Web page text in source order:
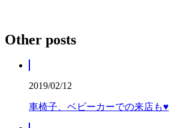
Other posts
2019/02/12
車椅子、ベビーカーでの来店も♥